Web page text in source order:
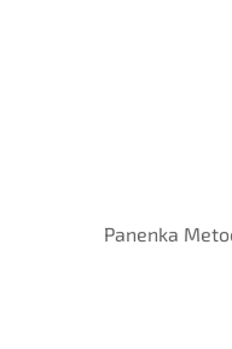
Panenka